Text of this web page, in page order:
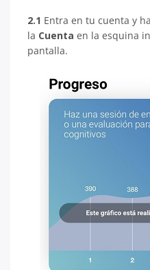
2.1 Entra en tu cuenta y
la Cuenta en la esquina
pantalla.